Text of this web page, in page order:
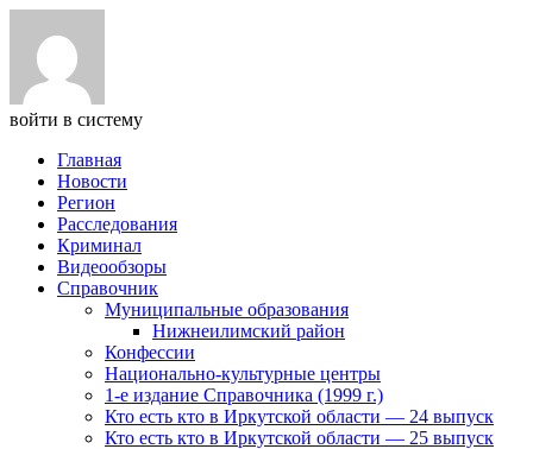
войти в систему
Главная
Новости
Регион
Расследования
Криминал
Видеообзоры
Справочник
Муниципальные образования
Нижнеилимский район
Конфессии
Национально-культурные центры
1-е издание Справочника (1999 г.)
Кто есть кто в Иркутской области — 24 выпуск
Кто есть кто в Иркутской области — 25 выпуск